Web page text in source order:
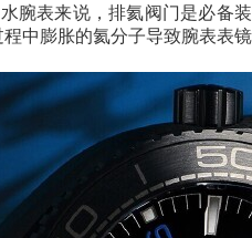
表来说，排氦阀门是必备装
中膨胀的氦分子导致腕表表镜